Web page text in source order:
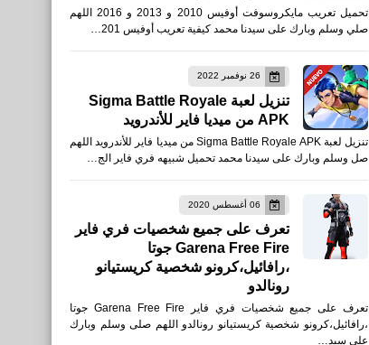
تحميل تعريب مايكروسوفت أوفيس 2010 و 2013 و 2016 اللهم
صلي وسلم وبارك على سيدنا محمد كيفية تعريب أوفيس 201…
26 نوفمبر 2022
تنزيل لعبة Sigma Battle Royale
APK من ميديا فاير للأندرويد
تنزيل لعبة Sigma Battle Royale APK من ميديا فاير للأندرويد اللهم
صل وسلم وبارك على سيدنا محمد تحميل شبيهه فري فاير الج…
06 أغسطس 2020
تعرف على جميع شخصيات فري فاير
Garena Free Fire جوتا
،رافائيل،كرونو شخصية كريستيانو
رونالدو
تعرف على جميع شخصيات فري فاير Garena Free Fire جوتا
،رافائيل،كرونو شخصية كريستيانو رونالدو اللهم صلى وسلم وبارك
على سيد…
أفضل 10 إضافات Chrome
لتحسين الإنتاجية لتعزيز عملك
دليل شامل حول كيفية إزالة
رقمك نهائيًا من Truecaller
تكنولوجيا